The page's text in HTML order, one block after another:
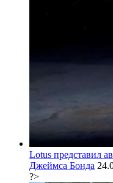
Lotus представил
Джеймса Бонда
?>